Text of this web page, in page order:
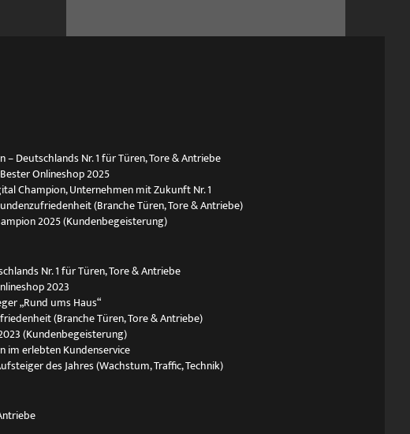
– Deutschlands Nr. 1 für Türen, Tore & Antriebe
Onlineshop 2025
Champion, Unternehmen mit Zukunft Nr. 1
(Branche Türen, Tore & Antriebe)
2025 (Kundenbegeisterung)
Nr. 1 für Türen, Tore & Antriebe
2023
„Rund ums Haus“
(Branche Türen, Tore & Antriebe)
(Kundenbegeisterung)
im erlebten Kundenservice
des Jahres (Wachstum, Traffic, Technik)